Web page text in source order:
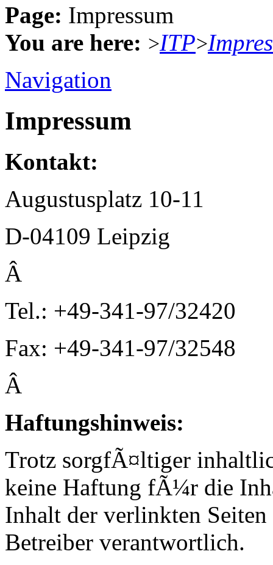
Page: Impressum
You are here: >ITP>
Navigation
Impressum
Kontakt:
Augustusplatz 10-11
D-04109 Leipzig
Â
Tel.: +49-341-97/32420
Fax: +49-341-97/32548
Â
Haftungshinweis:
Trotz sorgfÃ¤ltiger
keine Haftung fÃ¼r die
Inhalt der verlinkten
Betreiber verantwortlich.